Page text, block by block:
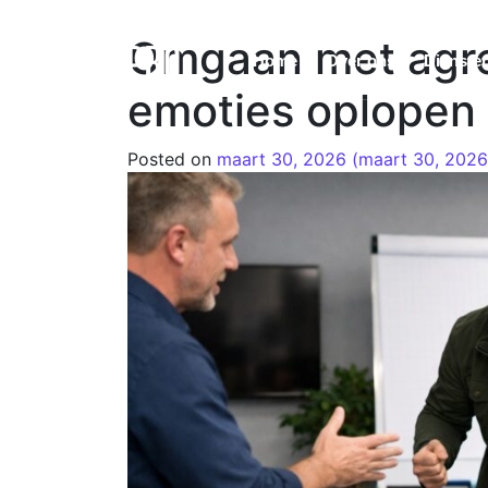
Home Over ons
Omgaan met
emoties oplopen
Posted on maart 30, 2026 (maart 30,